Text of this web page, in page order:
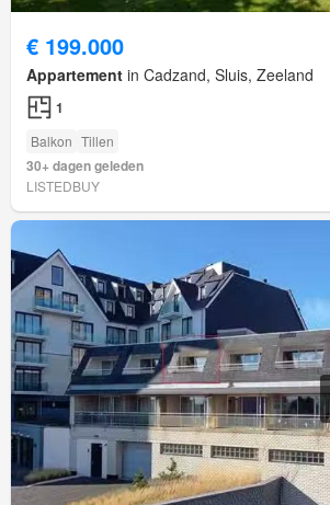
€ 199.000
Appartement in Cadzand, Sluis, Zeeland
1
Balkon Tillen
30+ dagen geleden
LISTEDBUY